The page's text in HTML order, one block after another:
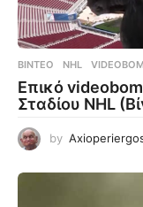
ΒΊΝΤΕΟ NHL ,
Επικό
Σταδίου NHL
by